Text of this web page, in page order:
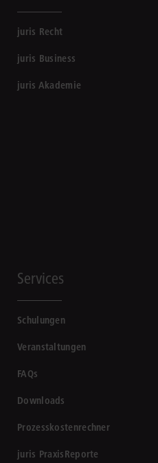
juris Recht
juris Business
juris Akademie
Services
Schulungen
Veranstaltungen
FAQs
Downloads
Prozesskostenrechner
juris PraxisReporte